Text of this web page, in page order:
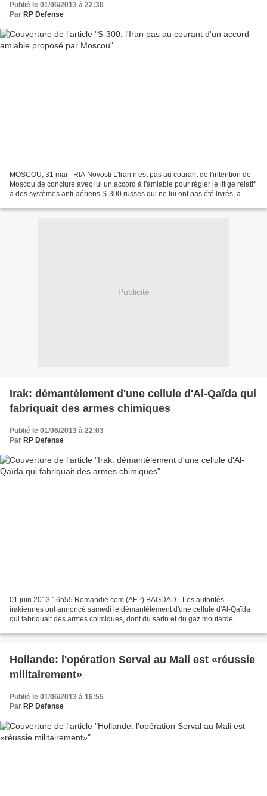
Publié le 01/06/2013 à 22:30
Par RP Defense
MOSCOU, 31 mai - RIA Novosti L'Iran n'est pas au courant de l'intention de
Moscou de conclure avec lui un accord à l'amiable pour régler le litige relatif
à des systèmes anti-aériens S-300 russes qui ne lui ont pas été livrés, a
Publicité
Irak: démantèlement d'une cellule d'Al-Qaïda qui
fabriquait des armes chimiques
Publié le 01/06/2013 à 22:03
Par RP Defense
01 juin 2013 16h55 Romandie.com (AFP) BAGDAD - Les autorités
irakiennes ont annoncé samedi le démantèlement d'une cellule d'Al-Qaïda
qui fabriquait des armes chimiques, dont du sarin et du gaz moutarde,
Hollande: l'opération Serval au Mali est «réussie
militairement»
Publié le 01/06/2013 à 16:55
Par RP Defense